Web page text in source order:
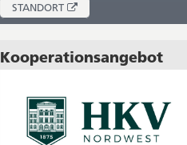
STANDORT
ÖFFNET
IN
Kooperationsangebot